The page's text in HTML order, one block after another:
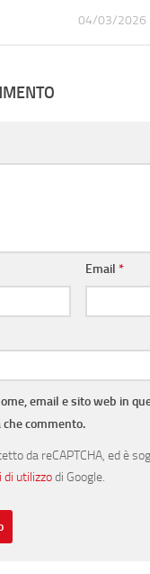
04/03/2026
Email *
email e sito web in
commento.
da reCAPTCHA, ed è
di utilizzodi Google.